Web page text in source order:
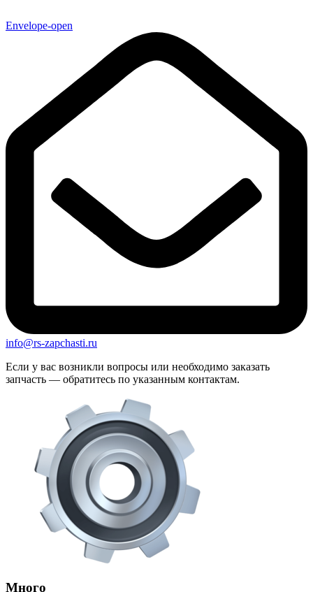
Envelope-open
info@rs-zapchasti.ru
Если у вас возникли вопросы или необходимо заказать
запчасть — обратитесь по указанным контактам.
Много